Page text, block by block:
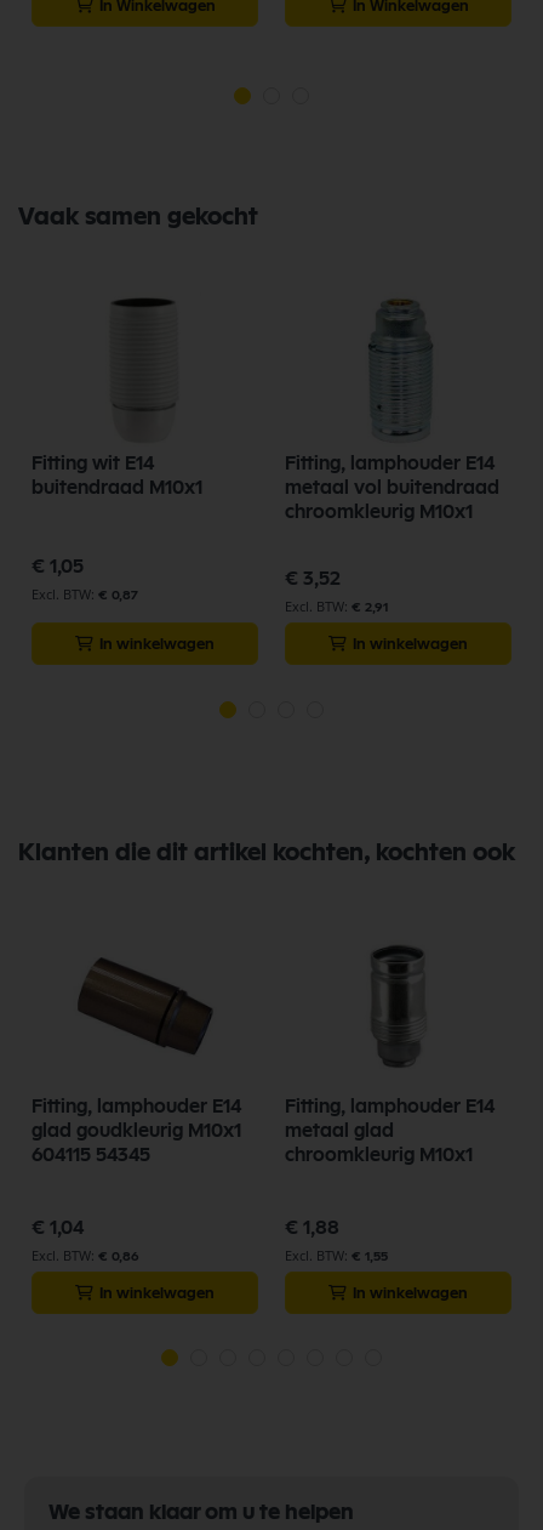
In Winkelwagen In Winkelwagen
Vaak samen gekocht
Fitting wit E14
buitendraad M10x1
€ 1,05
€ 0,87
In winkelwagen
Fitting, lamphouder E14
metaal vol buitendraad
chroomkleurig M10x1
€ 3,52
€ 2,91
In winkelwagen
Klanten die dit artikel kochten, kochten ook
Fitting, lamphouder E14
glad goudkleurig M10x1
604115 54345
€ 1,04
€ 0,86
In winkelwagen
Fitting, lamphouder E14
metaal glad
chroomkleurig M10x1
€ 1,88
€ 1,55
In winkelwagen
We staan klaar om u te helpen